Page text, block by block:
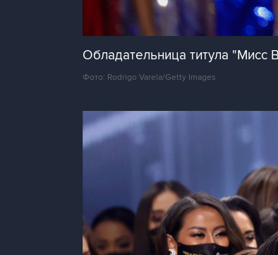
Обладательница титула
Фото: Rodrigo Varela/Getty Images